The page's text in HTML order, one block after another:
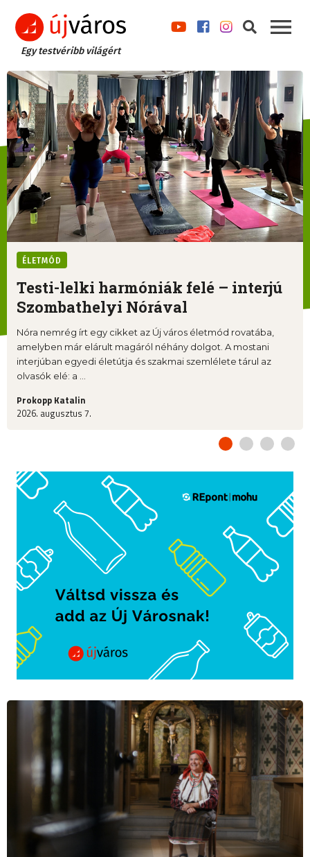
Egy testvéribb világért
ÉLETMÓD
Testi-lelki harmóniák felé – interjú
Szombathelyi Nórával
Nóra nemrég írt egy cikket az Új város életmód rovatába,
amelyben már elárult magáról néhány dolgot. A mostani
interjúban egyedi életútja és szakmai szemlélete tárul az
olvasók elé: a ...
Prokopp Katalin
2026. augusztus 7.